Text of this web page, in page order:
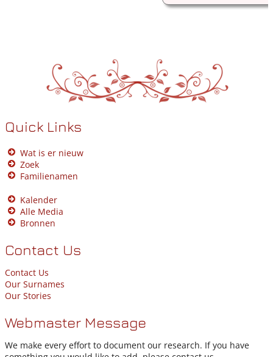
Quick Links
Wat is er nieuw
Zoek
Familienamen
Kalender
Alle Media
Bronnen
Contact Us
Contact Us
Our Surnames
Our Stories
Webmaster Message
We make every effort to document our research. If you have